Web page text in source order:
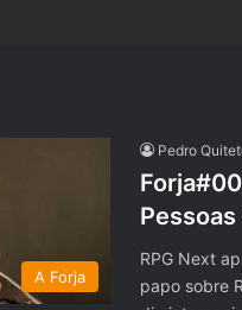
A Forja
Pedro
Pessoas
RPG Next
papo sobre